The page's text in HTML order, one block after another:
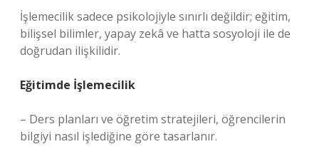
İşlemecilik sadece psikolojiyle sınırlı değildir; eğitim,
bilişsel bilimler, yapay zekâ ve hatta sosyoloji ile de
doğrudan ilişkilidir.
Eğitimde İşlemecilik
– Ders planları ve öğretim stratejileri, öğrencilerin
bilgiyi nasıl işlediğine göre tasarlanır.